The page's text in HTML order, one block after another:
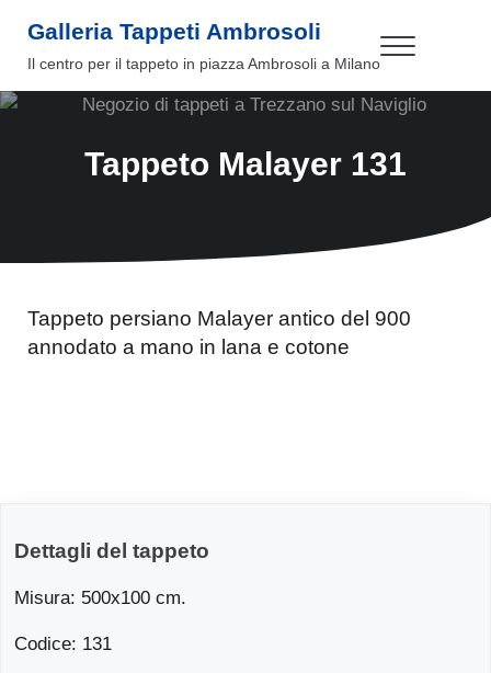
Galleria Tappeti Ambrosoli
Il centro per il tappeto in piazza Ambrosoli a Milano Menu
Tappeto Malayer 131
Tappeto persiano Malayer antico del 900
annodato a mano in lana e cotone
Dettagli del tappeto
Misura: 500x100 cm.
Codice: 131